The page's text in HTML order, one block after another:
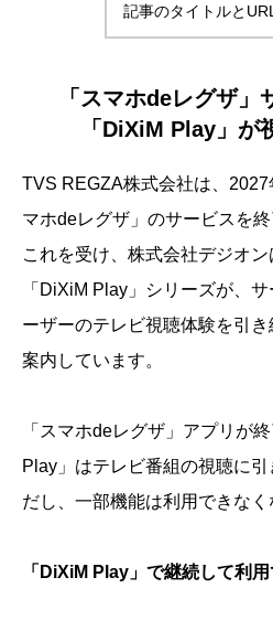
記事のタイトルと
「スマホdeレグザ」
「DiXiM Play」が
TVS REGZA株式会社は、
マホdeレグザ」のサービスを
これを受け、株式会社デジオ
「DiXiM Play」シリーズが、
ーザーのテレビ視聴体験を引
案内しています。
「スマホdeレグザ」アプリが
Play」はテレビ番組の視聴に
だし、一部機能は利用できなく
「DiXiM Play」で継続して利